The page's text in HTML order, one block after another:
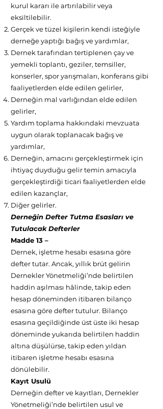
kurul kararı ile artırılabilir veya
eksiltilebilir.
Gerçek ve tüzel kişilerin kendi isteğiyle
derneğe yaptığı bağış ve yardımlar,
Dernek tarafından tertiplenen çay ve
yemekli toplantı, geziler, temsiller,
konserler, spor yarışmaları, konferans gibi
faaliyetlerden elde edilen gelirler,
Derneğin mal varlığından elde edilen
gelirler,
Yardım toplama hakkındaki mevzuata
uygun olarak toplanacak bağış ve
yardımlar,
Derneğin, amacını gerçekleştirmek için
ihtiyaç duyduğu gelir temin amacıyla
gerçekleştirdiği ticari faaliyetlerden elde
edilen kazançlar,
Diğer gelirler.
Derneğin Defter Tutma Esasları ve
Tutulacak Defterler
Madde 13 –
Dernek, işletme hesabı esasına göre
defter tutar. Ancak, yıllık brüt gelirin
Dernekler Yönetmeliği’nde belirtilen
haddin aşılması hâlinde, takip eden
hesap döneminden itibaren bilanço
esasına göre defter tutulur. Bilanço
esasına geçildiğinde üst üste iki hesap
döneminde yukarıda belirtilen haddin
altına düşülürse, takip eden yıldan
itibaren işletme hesabı esasına
dönülebilir.
Kayıt Usulü
Derneğin defter ve kayıtları, Dernekler
Yönetmeliği’nde belirtilen usul ve